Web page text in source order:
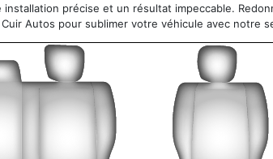
précise et un résultat impeccable.
Autos pour sublimer votre véhicule avec notre